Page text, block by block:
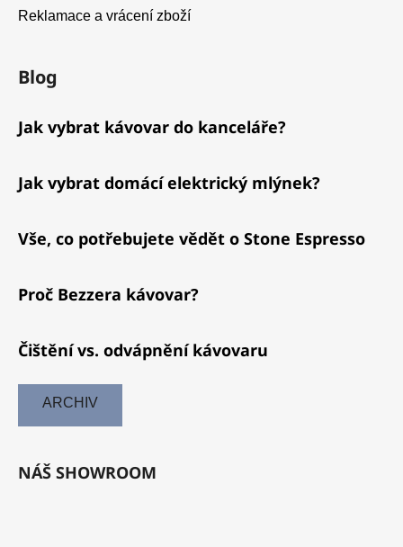
Reklamace a vrácení zboží
Blog
Jak vybrat kávovar do kanceláře?
Jak vybrat domácí elektrický mlýnek?
Vše, co potřebujete vědět o Stone Espresso
Proč Bezzera kávovar?
Čištění vs. odvápnění kávovaru
ARCHIV
NÁŠ SHOWROOM